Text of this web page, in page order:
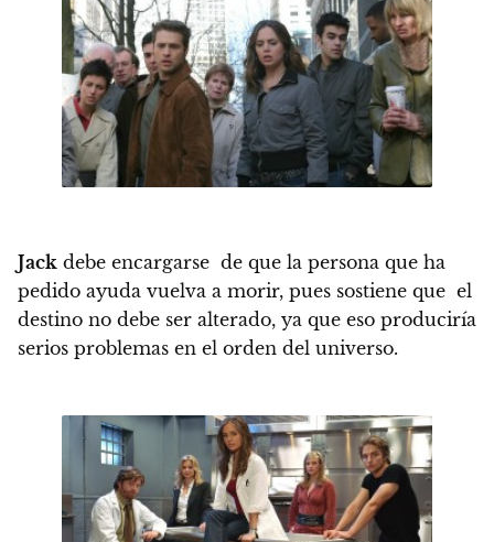
Jack debe encargarse de que la persona que ha
pedido ayuda vuelva a morir, pues sostiene que el
destino no debe ser alterado, ya que eso produciría
serios problemas en el orden del universo.